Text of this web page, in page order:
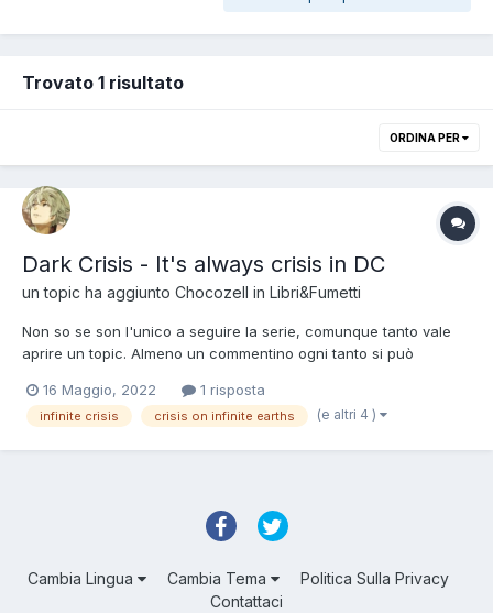
Trovato 1 risultato
ORDINA PER
Dark Crisis - It's always crisis in DC
un topic ha aggiunto Chocozell in Libri&Fumetti
Non so se son l'unico a seguire la serie, comunque tanto vale
aprire un topic. Almeno un commentino ogni tanto si può
Metal 2, e le mini Infinite Frontier e JL Incarnate. Potete anche
saltare Metal e andare direttamente a IF, c'è un b...
16 Maggio, 2022 1 risposta
infinite crisis crisis on infinite earths (e altri 4 )
Cambia Lingua Cambia Tema
Politica Sulla Privacy
Contattaci